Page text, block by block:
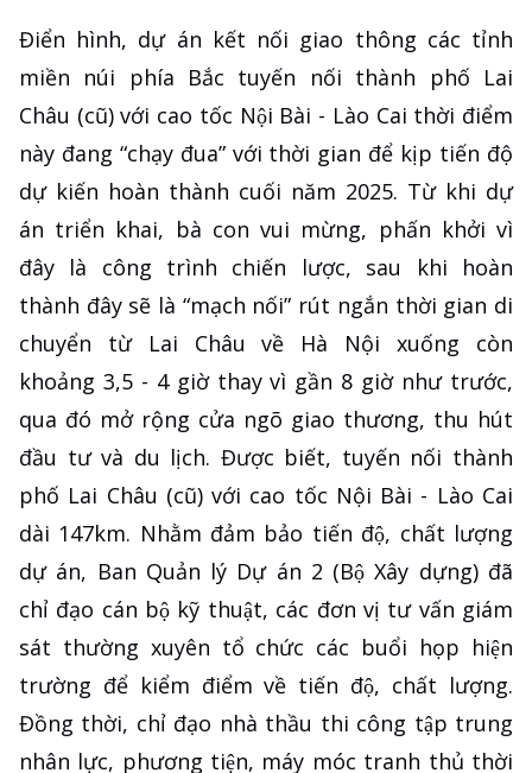
Điển hình, dự án kết nối giao thông các tỉnh
miền núi phía Bắc tuyến nối thành phố Lai
Châu (cũ) với cao tốc Nội Bài - Lào Cai thời điểm
này đang “chạy đua” với thời gian để kịp tiến độ
dự kiến hoàn thành cuối năm 2025. Từ khi dự
án triển khai, bà con vui mừng, phấn khởi vì
đây là công trình chiến lược, sau khi hoàn
thành đây sẽ là “mạch nối” rút ngắn thời gian di
chuyển từ Lai Châu về Hà Nội xuống còn
khoảng 3,5 - 4 giờ thay vì gần 8 giờ như trước,
qua đó mở rộng cửa ngõ giao thương, thu hút
đầu tư và du lịch. Được biết, tuyến nối thành
phố Lai Châu (cũ) với cao tốc Nội Bài - Lào Cai
dài 147km. Nhằm đảm bảo tiến độ, chất lượng
dự án, Ban Quản lý Dự án 2 (Bộ Xây dựng) đã
chỉ đạo cán bộ kỹ thuật, các đơn vị tư vấn giám
sát thường xuyên tổ chức các buổi họp hiện
trường để kiểm điểm về tiến độ, chất lượng.
Đồng thời, chỉ đạo nhà thầu thi công tập trung
nhân lực, phương tiện, máy móc tranh thủ thời